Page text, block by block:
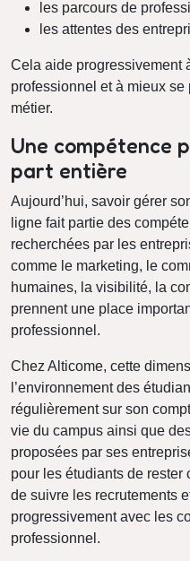
les parcours de
les attentes des
Cela aide progressivement
professionnel et à mieux se
métier.
Une compétence
part entière
Aujourd’hui, savoir gérer
ligne fait partie des
recherchées par les
comme le marketing, le
humaines, la visibilité, la
prennent une place
professionnel.
Chez Alticome, cette
l’environnement des
régulièrement sur son
vie du campus ainsi que
proposées par ses
pour les étudiants de rester
de suivre les recrutements
progressivement avec les
professionnel.